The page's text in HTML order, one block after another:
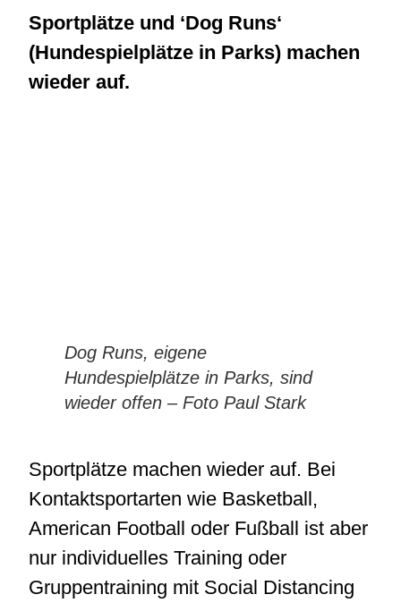
Sportplätze und ‘Dog Runs‘
(Hundespielplätze in Parks) machen
wieder auf.
Dog Runs, eigene
Hundespielplätze in Parks, sind
wieder offen – Foto Paul Stark
Sportplätze machen wieder auf. Bei
Kontaktsportarten wie Basketball,
American Football oder Fußball ist aber
nur individuelles Training oder
Gruppentraining mit Social Distancing